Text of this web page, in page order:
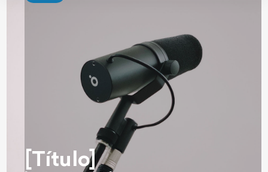
[Título]